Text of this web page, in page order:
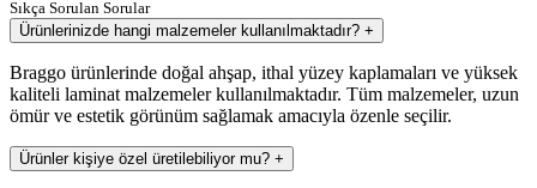
Sıkça Sorulan Sorular
Ürünlerinizde hangi malzemeler kullanılmaktadır? +
Braggo ürünlerinde doğal ahşap, ithal yüzey kaplamaları ve yüksek
kaliteli laminat malzemeler kullanılmaktadır. Tüm malzemeler, uzun
ömür ve estetik görünüm sağlamak amacıyla özenle seçilir.
Ürünler kişiye özel üretilebiliyor mu? +